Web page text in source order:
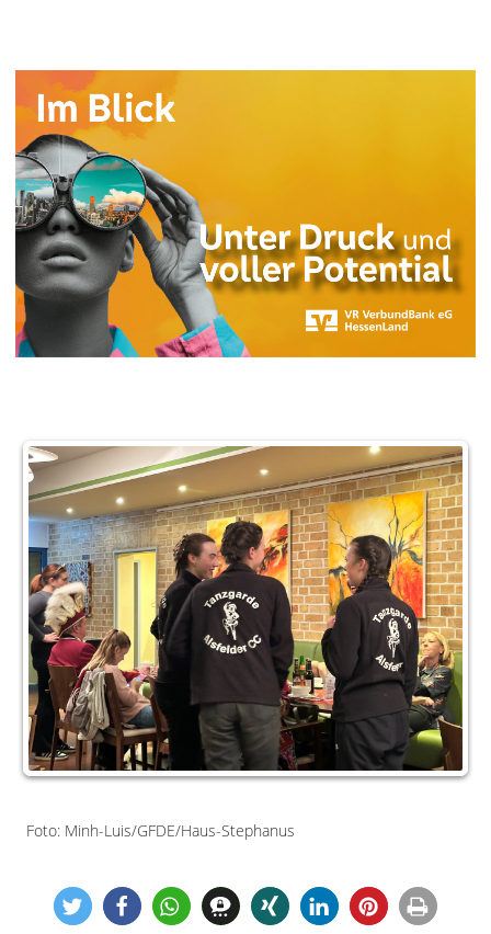
Foto: Minh-Luis/GFDE/Haus-Stephanus